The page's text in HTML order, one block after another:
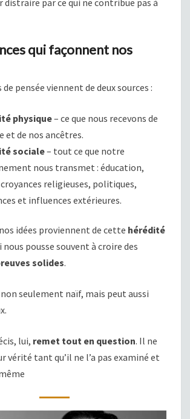
qui façonnent nos
pensée viennent de deux sources :
physique– ce que nous recevons de
et de nos ancêtres.
sociale– tout ce que notre
nous transmet : éducation,
religieuses, politiques,
et influences extérieures.
idées proviennent de cette hérédité
nous pousse souvent à croire des
solides.
seulement naïf, mais peut aussi
lui, remet tout en question. Il ne
vérité tant qu’il ne l’a pas examiné et